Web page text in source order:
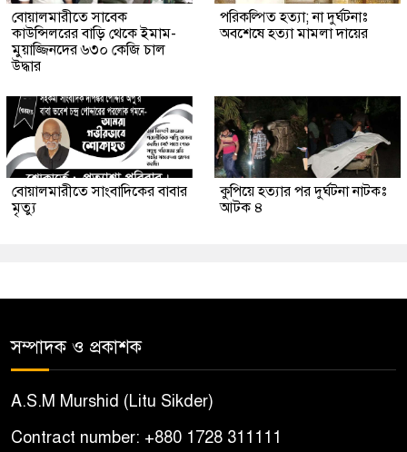
বোয়ালমারীতে সাবেক
কাউন্সিলরের বাড়ি থেকে ইমাম-
মুয়াজ্জিনদের ৬৩০ কেজি চাল
উদ্ধার
পরিকল্পিত হত্যা; না দুর্ঘটনাঃ
অবশেষে হত্যা মামলা দায়ের
বোয়ালমারীতে সাংবাদিকের বাবার
মৃত্যু
কুপিয়ে হত্যার পর দুর্ঘটনা নাটকঃ
আটক ৪
সম্পাদক ও প্রকাশক
A.S.M Murshid (Litu Sikder)
Contract number: +880 1728 311111